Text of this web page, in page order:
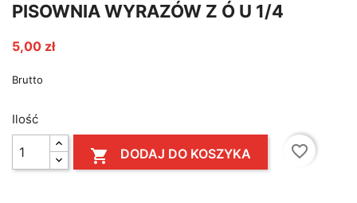
PISOWNIA WYRAZÓW Z Ó U 1/4
5,00 zł
Brutto
Ilość
 DODAJ DO KOSZYKA favorite_border